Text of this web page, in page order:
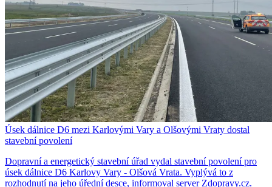
Úsek dálnice D6 mezi Karlovými Vary a Olšovými Vraty dostal
stavební povolení
Dopravní a energetický stavební úřad vydal stavební povolení pro
úsek dálnice D6 Karlovy Vary - Olšová Vrata. Vyplývá to z
rozhodnutí na jeho úřední desce, informoval server Zdopravy.cz.